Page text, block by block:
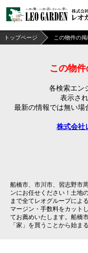
トップページ この物件の
この物
各検索エン
表示さ
最新の情報では無い場
株式会社
船橋市、市川市、習志野市
ンにお任せください！土地
まで全てレオグループによ
マージン・手数料をカット
てお薦めいたします。船橋
「家」を買うことから始ま